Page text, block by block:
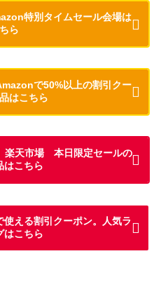
特別タイムセール会場は
ら
で50%以上の割引クー
はこちら
楽天市場 本日限定セールの
はこちら
使える割引クーポン。人気ラ
はこちら